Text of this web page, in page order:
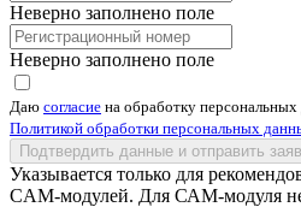
Неверно заполнено поле
Неверно заполнено поле
Даю согласие на обработку
Политикой обработки персональных
Подтвердить данные и отправить
Указывается только для
CAM-модулей. Для САМ-модуля